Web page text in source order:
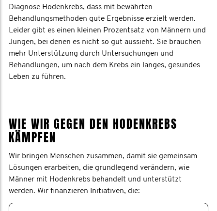
Diagnose Hodenkrebs, dass mit bewährten
Behandlungsmethoden gute Ergebnisse erzielt werden.
Leider gibt es einen kleinen Prozentsatz von Männern und
Jungen, bei denen es nicht so gut aussieht. Sie brauchen
mehr Unterstützung durch Untersuchungen und
Behandlungen, um nach dem Krebs ein langes, gesundes
Leben zu führen.
WIE WIR GEGEN DEN HODENKREBS
KÄMPFEN
Wir bringen Menschen zusammen, damit sie gemeinsam
Lösungen erarbeiten, die grundlegend verändern, wie
Männer mit Hodenkrebs behandelt und unterstützt
werden. Wir finanzieren Initiativen, die: